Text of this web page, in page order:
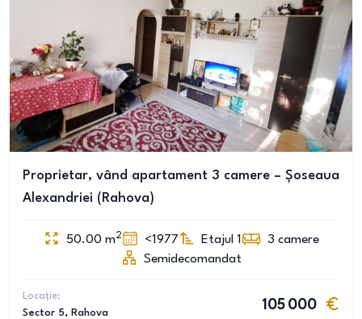
Proprietar, vând apartament 3 camere – Șoseaua
Alexandriei (Rahova)
50.00 m2 <1977 Etajul 1 3 camere
Semidecomandat
Locație:
Sector 5, Rahova
105 000